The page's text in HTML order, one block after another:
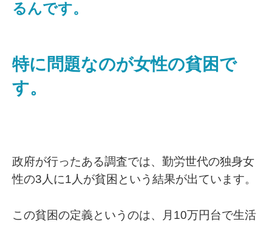
るんです。
特に問題なのが女性の貧困で
す。
政府が行ったある調査では、勤労世代の独身女
性の3人に1人が貧困という結果が出ています。
この貧困の定義というのは、月10万円台で生活